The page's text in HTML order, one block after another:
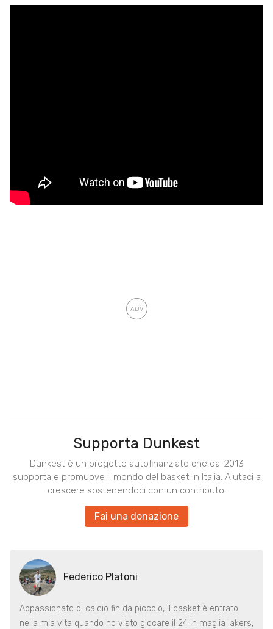
Supporta Dunkest
Dunkest è un progetto autofinanziato che dal 2013
supporta e promuove il mondo del basket in Italia. Aiutaci a
crescere sostenendoci con un contributo.
Fai una donazione
Federico Platoni
Appassionato di calcio fin da piccolo, il basket è entrato
nella mia vita quando ho visto giocare il 24 in maglia lakers,